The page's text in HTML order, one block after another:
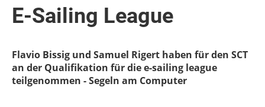
E-Sailing League
Flavio Bissig und Samuel Rigert haben für den SCT
an der Qualifikation für die e-sailing league
teilgenommen - Segeln am Computer